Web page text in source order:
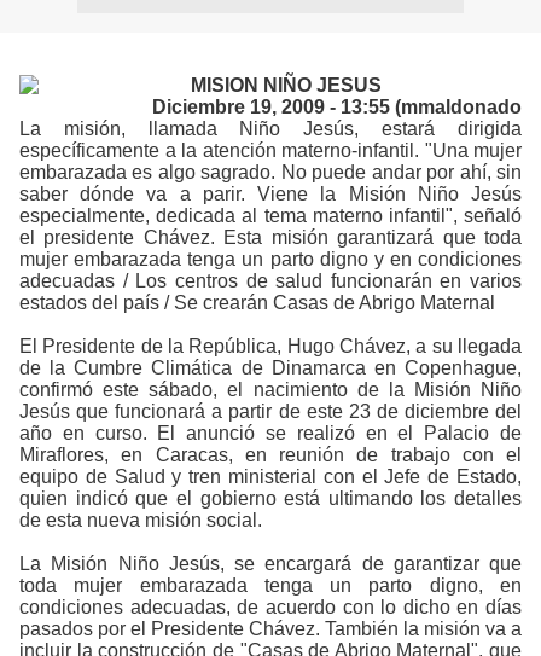
Diciembre 19, 2009 - 13:55 (mmaldonado
La misión, llamada Niño Jesús, estará dirigida
específicamente a la atención materno-infantil. "Una mujer
embarazada es algo sagrado. No puede andar por ahí, sin
saber dónde va a parir. Viene la Misión Niño Jesús
especialmente, dedicada al tema materno infantil", señaló
el presidente Chávez. Esta misión garantizará que toda
mujer embarazada tenga un parto digno y en condiciones
adecuadas / Los centros de salud funcionarán en varios
estados del país / Se crearán Casas de Abrigo Maternal
El Presidente de la República, Hugo Chávez, a su llegada
de la Cumbre Climática de Dinamarca en Copenhague,
confirmó este sábado, el nacimiento de la Misión Niño
Jesús que funcionará a partir de este 23 de diciembre del
año en curso. El anunció se realizó en el Palacio de
Miraflores, en Caracas, en reunión de trabajo con el
equipo de Salud y tren ministerial con el Jefe de Estado,
quien indicó que el gobierno está ultimando los detalles
de esta nueva misión social.
La Misión Niño Jesús, se encargará de garantizar que
toda mujer embarazada tenga un parto digno, en
condiciones adecuadas, de acuerdo con lo dicho en días
pasados por el Presidente Chávez. También la misión va a
incluir la construcción de "Casas de Abrigo Maternal", que